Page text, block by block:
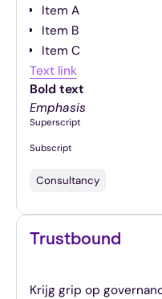
Item A
Item B
Item C
Text link
Bold text
Emphasis
Superscript
Subscript
Consultancy
Trustbound
Krijg grip op